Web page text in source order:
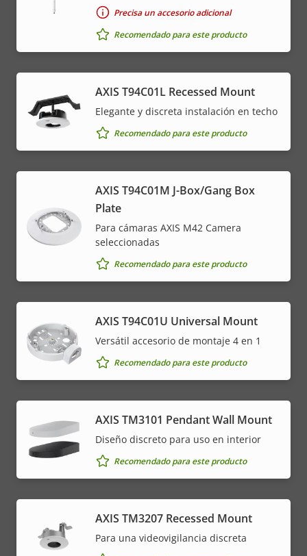
Precisa un accesorio adicional
Recomendado para este producto
AXIS T94C01L Recessed Mount
Elegante y discreta instalación en techo
Recomendado para este producto
AXIS T94C01M J-Box/Gang Box
Plate
Para cámaras AXIS M42 Camera
seleccionadas
Recomendado para este producto
AXIS T94C01U Universal Mount
Versátil accesorio de montaje 4 en 1
Recomendado para este producto
AXIS TM3101 Pendant Wall Mount
Diseño discreto para uso en interior
Recomendado para este producto
AXIS TM3207 Recessed Mount
Para una videovigilancia discreta